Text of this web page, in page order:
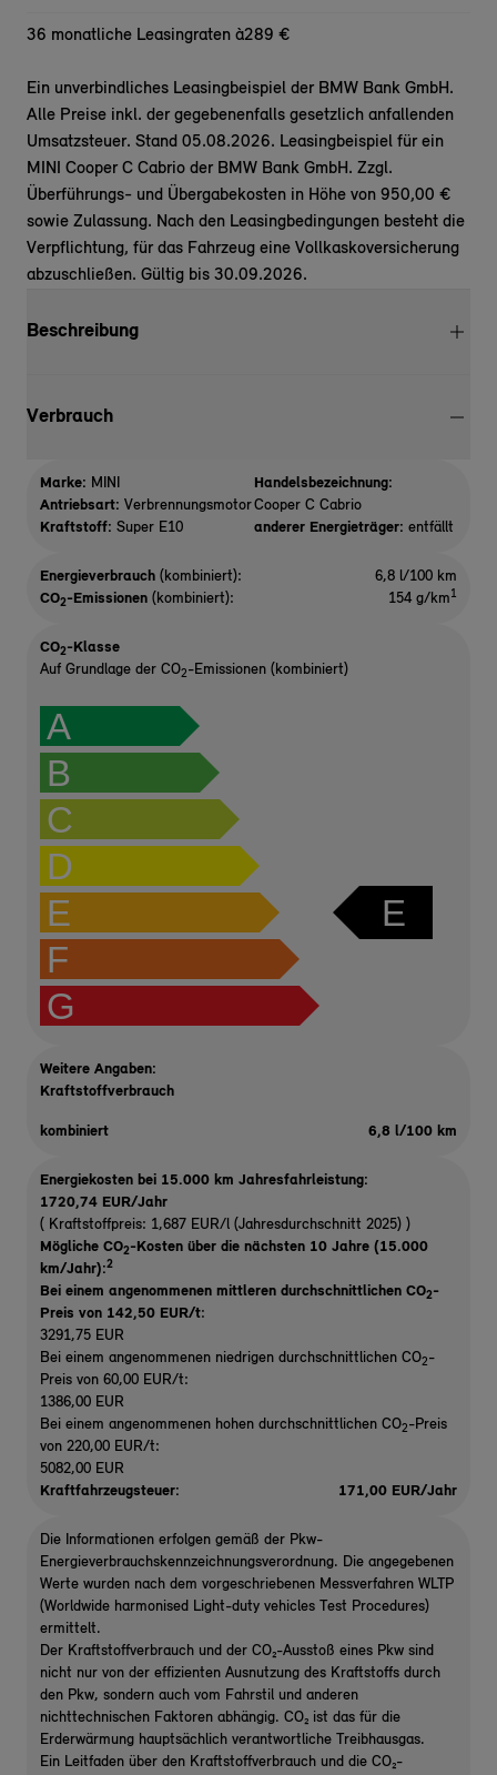
36 monatliche Leasingraten à289 €
Ein unverbindliches Leasingbeispiel der BMW Bank GmbH.
Alle Preise inkl. der gegebenenfalls gesetzlich anfallenden
Umsatzsteuer. Stand 05.08.2026. Leasingbeispiel für ein
MINI Cooper C Cabrio der BMW Bank GmbH. Zzgl.
Überführungs- und Übergabekosten in Höhe von 950,00 €
sowie Zulassung. Nach den Leasingbedingungen besteht die
Verpflichtung, für das Fahrzeug eine Vollkaskoversicherung
abzuschließen. Gültig bis 30.09.2026.
Beschreibung
Verbrauch
Marke: MINI
Antriebsart: Verbrennungsmotor
Kraftstoff: Super E10
Handelsbezeichnung:
Cooper C Cabrio
anderer Energieträger: entfällt
Energieverbrauch (kombiniert):
6,8 l/100 km
CO2-Emissionen (kombiniert): 154 g/km1
CO2-Klasse
Auf Grundlage der CO2-Emissionen (kombiniert)
A
B
C
D
E
F
G
E
Weitere Angaben:
Kraftstoffverbrauch
kombiniert 6,8 l/100 km
Energiekosten bei 15.000 km Jahresfahrleistung:
1720,74 EUR/Jahr
( Kraftstoffpreis: 1,687 EUR/l (Jahresdurchschnitt 2025) )
Mögliche CO2-Kosten über die nächsten 10 Jahre (15.000
km/Jahr):2
Bei einem angenommenen mittleren durchschnittlichen CO2-
Preis von 142,50 EUR/t:
3291,75 EUR
Bei einem angenommenen niedrigen durchschnittlichen CO2-
Preis von 60,00 EUR/t:
1386,00 EUR
Bei einem angenommenen hohen durchschnittlichen CO2-Preis
von 220,00 EUR/t:
5082,00 EUR
Kraftfahrzeugsteuer:
171,00 EUR/Jahr
Die Informationen erfolgen gemäß der Pkw-
Energieverbrauchskennzeichnungsverordnung. Die angegebenen
Werte wurden nach dem vorgeschriebenen Messverfahren WLTP
(Worldwide harmonised Light-duty vehicles Test Procedures)
ermittelt.
Der Kraftstoffverbrauch und der CO₂-Ausstoß eines Pkw sind
nicht nur von der effizienten Ausnutzung des Kraftstoffs durch
den Pkw, sondern auch vom Fahrstil und anderen
nichttechnischen Faktoren abhängig. CO₂ ist das für die
Erderwärmung hauptsächlich verantwortliche Treibhausgas.
Ein Leitfaden über den Kraftstoffverbrauch und die CO₂-